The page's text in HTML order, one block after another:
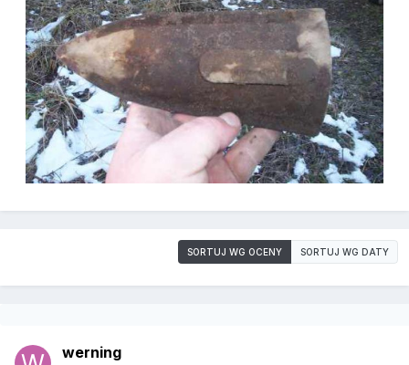
SORTUJ WG OCENY SORTUJ WG DATY
werning